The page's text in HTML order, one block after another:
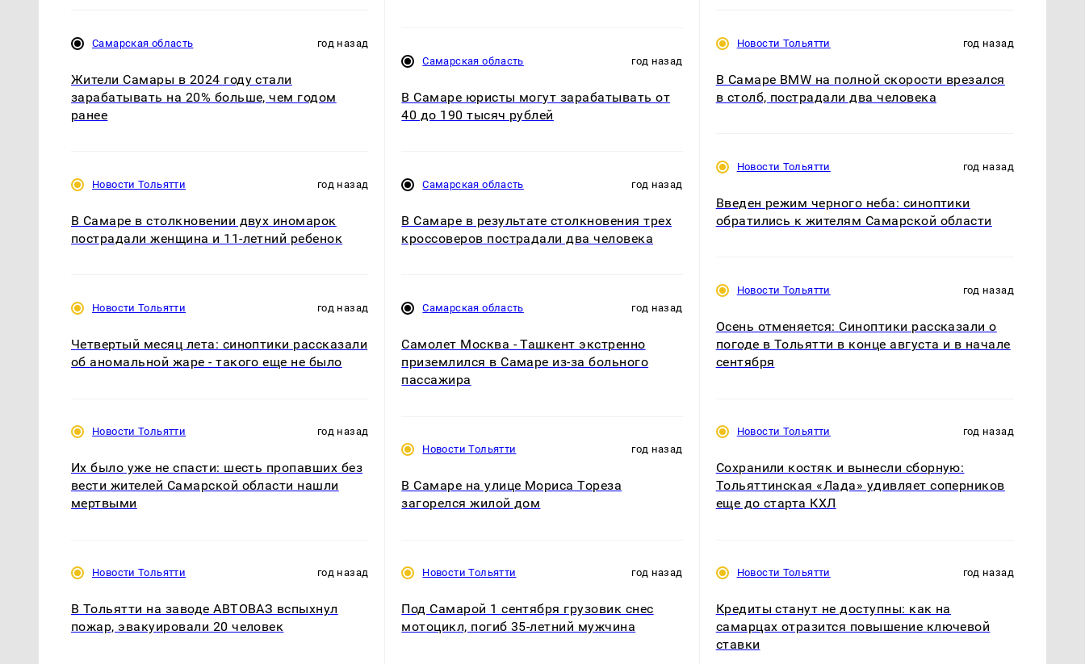
Самарская область год назад
Жители Самары в 2024 году стали
зарабатывать на 20% больше, чем годом
ранее
Новости Тольятти год назад
В Самаре в столкновении двух иномарок
пострадали женщина и 11-летний ребенок
Новости Тольятти год назад
Четвертый месяц лета: синоптики рассказали
об аномальной жаре - такого еще не было
Новости Тольятти год назад
Их было уже не спасти: шесть пропавших без
вести жителей Самарской области нашли
мертвыми
Новости Тольятти год назад
В Тольятти на заводе АВТОВАЗ вспыхнул
пожар, эвакуировали 20 человек
Самарская область год назад
В Самаре юристы могут зарабатывать от
40 до 190 тысяч рублей
Самарская область год назад
В Самаре в результате столкновения трех
кроссоверов пострадали два человека
Самарская область год назад
Самолет Москва - Ташкент экстренно
приземлился в Самаре из-за больного
пассажира
Новости Тольятти год назад
В Самаре на улице Мориса Тореза
загорелся жилой дом
Новости Тольятти год назад
Под Самарой 1 сентября грузовик снес
мотоцикл, погиб 35-летний мужчина
Новости Тольятти год назад
В Самаре BMW на полной скорости врезался
в столб, пострадали два человека
Новости Тольятти год назад
Введен режим черного неба: синоптики
обратились к жителям Самарской области
Новости Тольятти год назад
Осень отменяется: Синоптики рассказали о
погоде в Тольятти в конце августа и в начале
сентября
Новости Тольятти год назад
Сохранили костяк и вынесли сборную:
Тольяттинская «Лада» удивляет соперников
еще до старта КХЛ
Новости Тольятти год назад
Кредиты станут не доступны: как на
самарцах отразится повышение ключевой
ставки